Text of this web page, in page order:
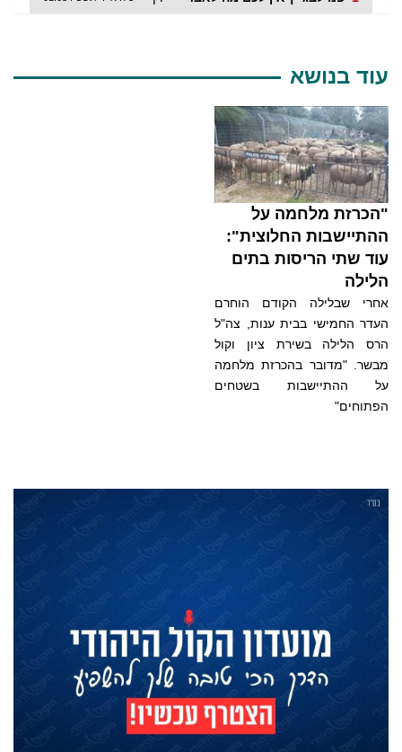
עוד בנושא
"הכרזת מלחמה על
ההתיישבות החלוצית":
עוד שתי הריסות בתים
הלילה
אחרי שבלילה הקודם הוחרם
העדר החמישי בבית ענות, צה"ל
הרס הלילה בשירת ציון וקול
מבשר. "מדובר בהכרזת מלחמה
על ההתיישבות בשטחים
הפתוחים"